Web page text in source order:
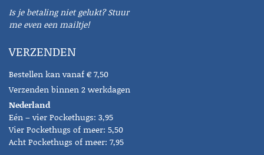
Is je betaling niet gelukt? Stuur
me even een mailtje!
VERZENDEN
Bestellen kan vanaf € 7,50
Verzenden binnen 2 werkdagen
Nederland
Eén – vier Pockethugs: 3,95
Vier Pockethugs of meer: 5,50
Acht Pockethugs of meer: 7,95